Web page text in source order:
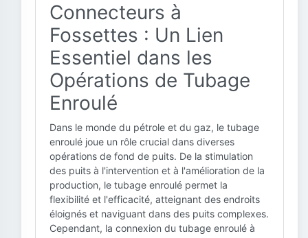
Connecteurs à
Fossettes : Un Lien
Essentiel dans les
Opérations de Tubage
Enroulé
Dans le monde du pétrole et du gaz, le tubage
enroulé joue un rôle crucial dans diverses
opérations de fond de puits. De la stimulation
des puits à l'intervention et à l'amélioration de la
production, le tubage enroulé permet la
flexibilité et l'efficacité, atteignant des endroits
éloignés et naviguant dans des puits complexes.
Cependant, la connexion du tubage enroulé à